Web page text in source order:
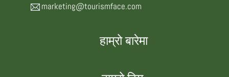
marketing@tourismface.com
हाम्रो बारेमा